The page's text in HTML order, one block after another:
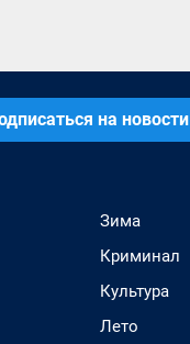
на новости
Зима
Криминал
Культура
Лето